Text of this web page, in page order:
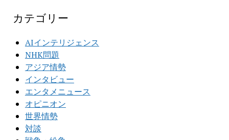
カテゴリー
AIインテリジェンス
NHK問題
アジア情勢
インタビュー
エンタメニュース
オピニオン
世界情勢
対談